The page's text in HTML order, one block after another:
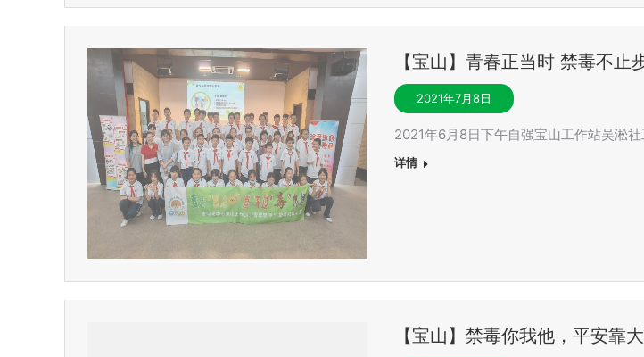
【宝山】青春正当时 禁毒不止
2021年7月8日
2021年6月8日下午自强宝山工作站吴淞
详情
【宝山】禁毒你我他，平安靠